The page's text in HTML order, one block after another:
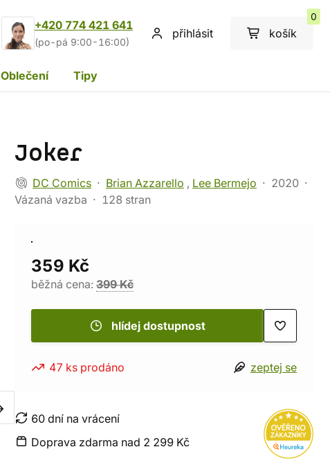
+420 774 421 641
(po-pá 9:00-16:00)
přihlásit košík
0
Oblečení Tipy
Joker
DC Comics Brian Azzarello , Lee Bermejo
2020
Vázaná vazba
128 stran
359 Kč
běžná cena: 399 Kč
hlídej dostupnost
47 ks prodáno zeptej se
60 dní na vrácení
Doprava zdarma nad 2 299 Kč